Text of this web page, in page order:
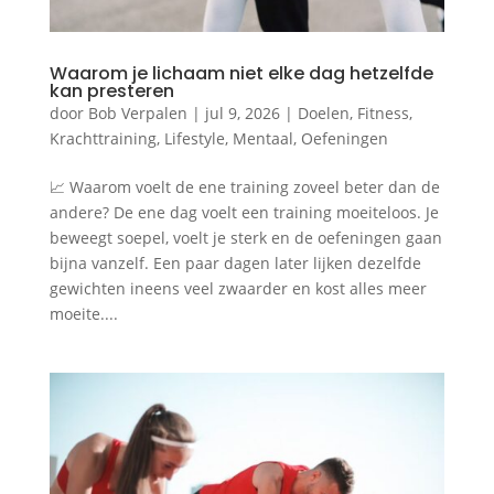
Waarom je lichaam niet elke dag hetzelfde
kan presteren
door Bob Verpalen | jul 9, 2026| Doelen, Fitness,
Krachttraining, Lifestyle, Mentaal, Oefeningen
📈 Waarom voelt de ene training zoveel beter dan de
andere? De ene dag voelt een training moeiteloos. Je
beweegt soepel, voelt je sterk en de oefeningen gaan
bijna vanzelf. Een paar dagen later lijken dezelfde
gewichten ineens veel zwaarder en kost alles meer
moeite....